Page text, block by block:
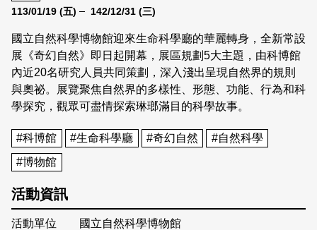
113/01/19 (五) 142/12/31 (三)
國立自然科學博物館迎來生命科學廳的華麗轉身，全新常設
展《奇幻自然》即日起開幕，展區規劃5大主題，由科博館
內近20名研究人員共同策劃，深入淺出呈現自然界的規則
與奧祕。展覽聚焦自然界的多樣性、形態、功能、行為和科
學探究，觀眾可盡情探索琳瑯滿目的科學故事。
#科博館 #生命科學廳 #奇幻自然
#自然科學
#博物館
活動資訊
活動單位 國立自然科學博物館